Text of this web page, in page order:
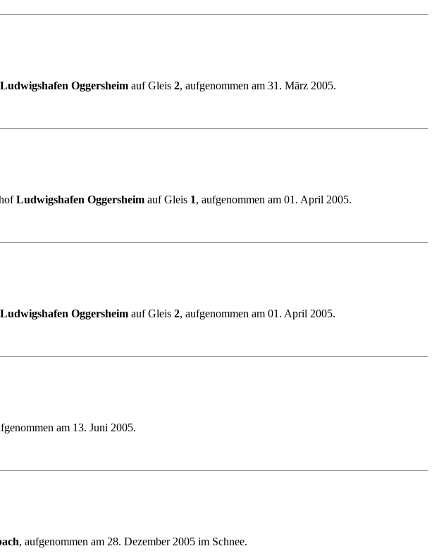
Ludwigshafen Oggersheim auf Gleis 2, aufgenommen am 31. März 2005.
Ludwigshafen Oggersheim auf Gleis 1, aufgenommen am 01. April 2005.
Ludwigshafen Oggersheim auf Gleis 2, aufgenommen am 01. April 2005.
am 13. Juni 2005.
, aufgenommen am 28. Dezember 2005 im Schnee.